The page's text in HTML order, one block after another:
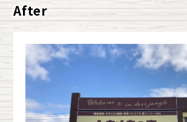
After